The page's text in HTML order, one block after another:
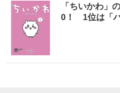
「ちいかわ」
0！ 1位は「